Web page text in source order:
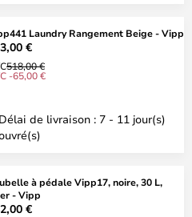
Laundry Rangement Beige - Vipp
€
518,00 €
-65,00 €
Délai de livraison : 7 - 11 jour(s)
à pédale Vipp17, noire, 30 L,
- Vipp
€